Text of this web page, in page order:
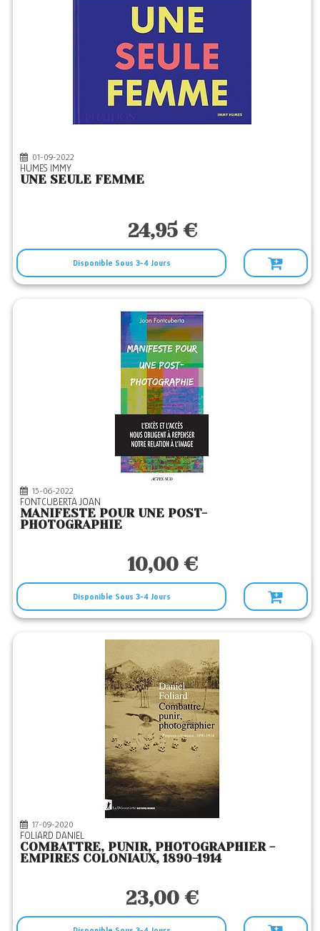
01-09-2022
HUMES IMMY
UNE SEULE FEMME
24,95 €
Disponible Sous 3-4 Jours
15-06-2022
FONTCUBERTA JOAN
MANIFESTE POUR UNE POST-
PHOTOGRAPHIE
10,00 €
Disponible Sous 3-4 Jours
17-09-2020
FOLIARD DANIEL
COMBATTRE, PUNIR, PHOTOGRAPHIER -
EMPIRES COLONIAUX, 1890-1914
23,00 €